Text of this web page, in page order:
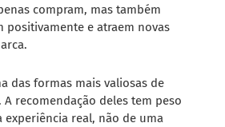
compram, mas também
positivamente e atraem novas
das formas mais valiosas de
recomendação deles tem peso
experiência real, não de uma